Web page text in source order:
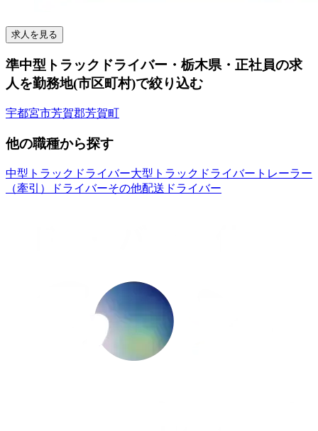
求人を見る
準中型トラックドライバー・栃木県・正社員の求
人を勤務地(市区町村)で絞り込む
宇都宮市芳賀郡芳賀町
他の職種から探す
中型トラックドライバー大型トラックドライバー トレーラー
（牽引）ドライバーその他配送ドライバー